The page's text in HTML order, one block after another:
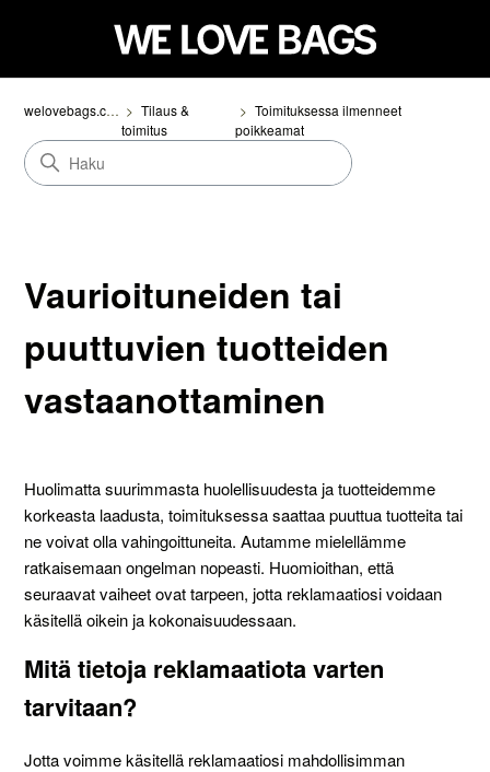
welovebags.com
Tilaus &
toimitus
Toimituksessa ilmenneet
poikkeamat
Vaurioituneiden tai
puuttuvien tuotteiden
vastaanottaminen
Huolimatta suurimmasta huolellisuudesta ja tuotteidemme
korkeasta laadusta, toimituksessa saattaa puuttua tuotteita tai
ne voivat olla vahingoittuneita. Autamme mielellämme
ratkaisemaan ongelman nopeasti. Huomioithan, että
seuraavat vaiheet ovat tarpeen, jotta reklamaatiosi voidaan
käsitellä oikein ja kokonaisuudessaan.
Mitä tietoja reklamaatiota varten
tarvitaan?
Jotta voimme käsitellä reklamaatiosi mahdollisimman